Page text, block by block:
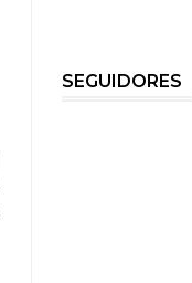
SEGUIDORES